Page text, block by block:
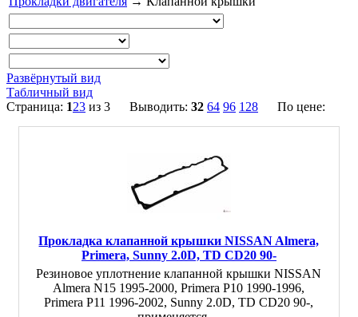
Развёрнутый вид
Табличный вид
Страница: 123 из 3 Выводить: 32 64 96 128 По цене:
Прокладка клапанной крышки NISSAN Almera,
Primera, Sunny 2.0D, TD CD20 90-
Резиновое уплотнение клапанной крышки NISSAN
Almera N15 1995-2000, Primera P10 1990-1996,
Primera P11 1996-2002, Sunny 2.0D, TD CD20 90-,